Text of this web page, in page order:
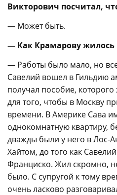
Викторович посчитал,
— Может быть.
— Как Крамарову жилось
— Работы было мало, но
Савелий вошел в Гильдию
получал пособие,
для того, чтобы в Москву
времени. В Америке Сава
однокомнатную квартиру,
дважды были у него в Лос-
Хайтом, до того как
Франциско. Жил скромно,
было. С супругой к тому
очень ласково